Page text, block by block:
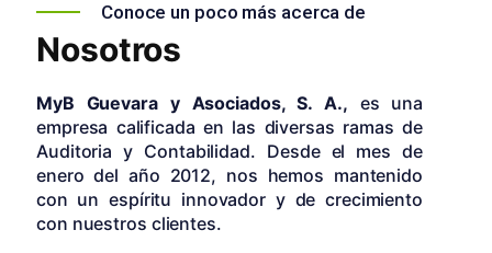
Conoce un poco más acerca de
Nosotros
MyB Guevara y Asociados, S. A., es una
empresa calificada en las diversas ramas de
Auditoria y Contabilidad. Desde el mes de
enero del año 2012, nos hemos mantenido
con un espíritu innovador y de crecimiento
con nuestros clientes.